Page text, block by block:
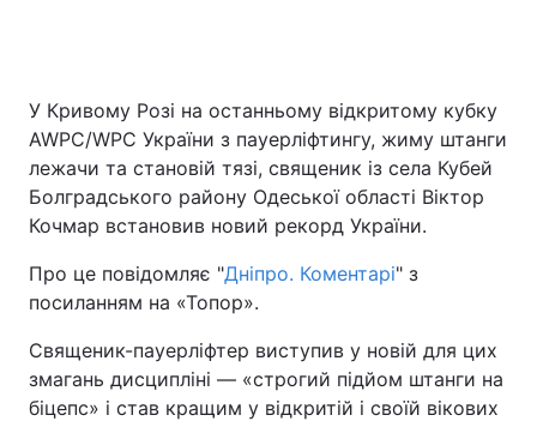
У Кривому Розі на останньому відкритому кубку
AWPC/WPC України з пауерліфтингу, жиму штанги
лежачи та становій тязі, священик із села Кубей
Болградського району Одеської області Віктор
Кочмар встановив новий рекорд України.
Про це повідомляє "Дніпро. Коментарі" з
посиланням на «Топор».
Священик-пауерліфтер виступив у новій для цих
змагань дисципліні — «строгий підйом штанги на
біцепс» і став кращим у відкритій і своїй вікових